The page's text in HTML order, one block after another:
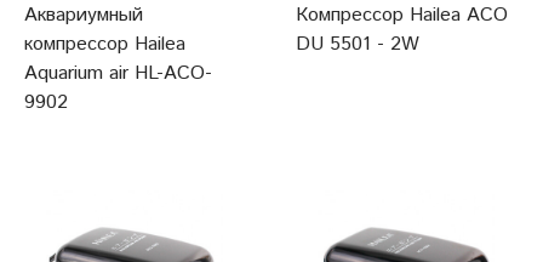
Аквариумный
компрессор Hailea
Aquarium air HL-ACO-
9902
Компрессор Hailea ACO
DU 5501 - 2W